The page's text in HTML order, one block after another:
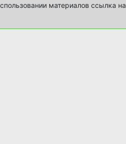
материалов ссылка на